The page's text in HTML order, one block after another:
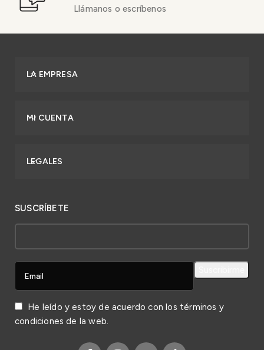
Llámanos o escríbenos
LA EMPRESA
MI CUENTA
LEGALES
SUSCRÍBETE
He leído y estoy de acuerdo con los términos y
condiciones de la web.